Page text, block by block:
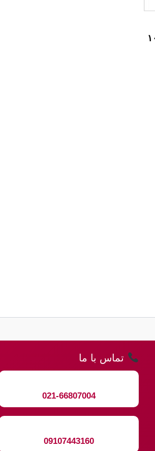
تماس با ما
021-66807004
09107443160